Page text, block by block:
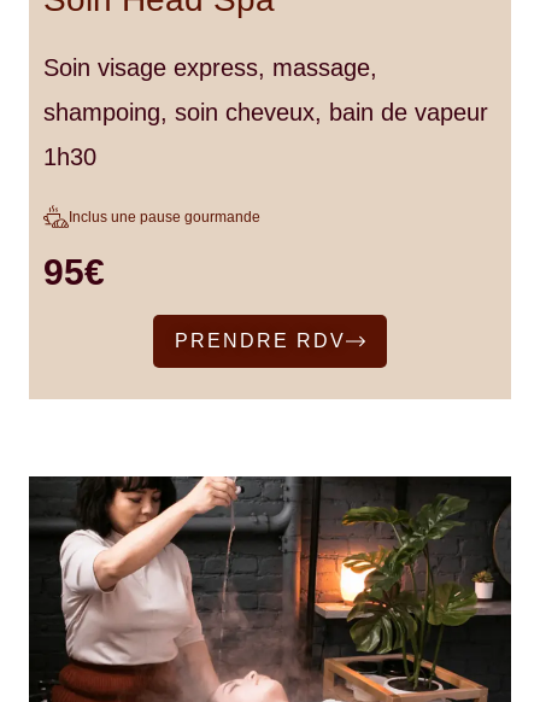
Soin visage express, massage,
shampoing, soin cheveux, bain de vapeur
1h30
Inclus une pause gourmande
95€
PRENDRE RDV